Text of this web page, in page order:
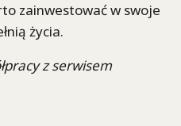
zainwestować w swoje
życia.
z serwisem